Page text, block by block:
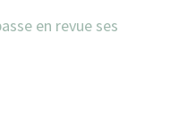
en revue ses